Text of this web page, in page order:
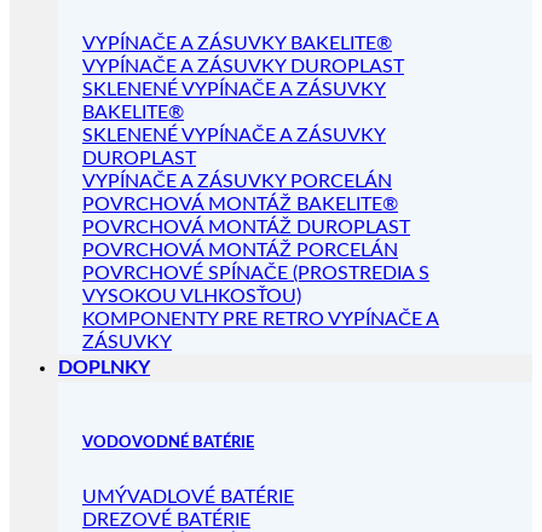
VYPÍNAČE A ZÁSUVKY BAKELITE®
VYPÍNAČE A ZÁSUVKY DUROPLAST
SKLENENÉ VYPÍNAČE A ZÁSUVKY
BAKELITE®
SKLENENÉ VYPÍNAČE A ZÁSUVKY
DUROPLAST
VYPÍNAČE A ZÁSUVKY PORCELÁN
POVRCHOVÁ MONTÁŽ BAKELITE®
POVRCHOVÁ MONTÁŽ DUROPLAST
POVRCHOVÁ MONTÁŽ PORCELÁN
POVRCHOVÉ SPÍNAČE (PROSTREDIA S
VYSOKOU VLHKOSŤOU)
KOMPONENTY PRE RETRO VYPÍNAČE A
ZÁSUVKY
DOPLNKY
VODOVODNÉ BATÉRIE
UMÝVADLOVÉ BATÉRIE
DREZOVÉ BATÉRIE